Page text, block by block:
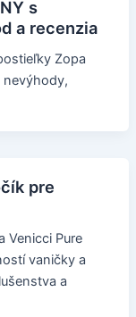
s
a recenzia
Zopa
nevýhody,
pre
Venicci Pure
vaničky a
a